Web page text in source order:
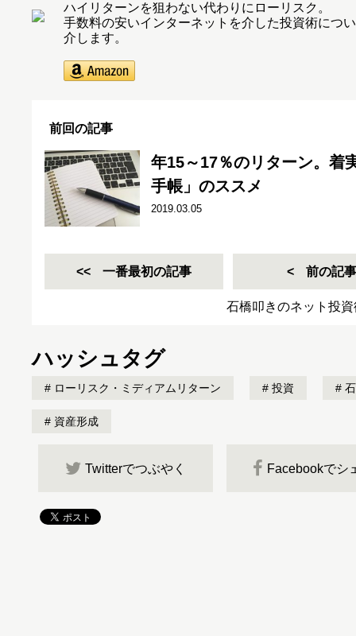
ハイリターンを狙わない代わりにローリスク。
手数料の安いインターネットを介した投資術につ
介します。
前回の記事
年15～17％のリターン。着
手帳」のススメ
2019.03.05
一番最初の記事 前の記事
石橋叩きのネット投
ハッシュタグ
ローリスク・ミディアムリターン 投資
資産形成
Twitterでつぶやく Facebookでシ